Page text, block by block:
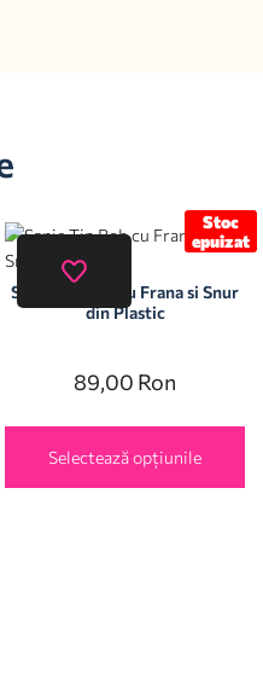
Stoc
epuizat
Sanie Tip Bob cu Frana si Snur
din Plastic
89,00 Ron
Selectează opțiunile